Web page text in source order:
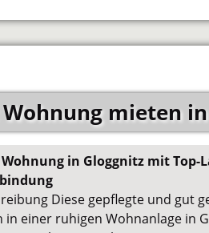
mieten
in Gloggnitz mit Top-
Diese gepflegte und gut
in einer ruhigen Wohnanlage in